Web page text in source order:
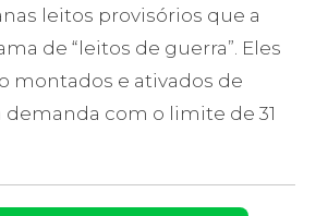
leitos provisórios que a
de “leitos de guerra”. Eles
montados e ativados de
demanda com o limite de 31